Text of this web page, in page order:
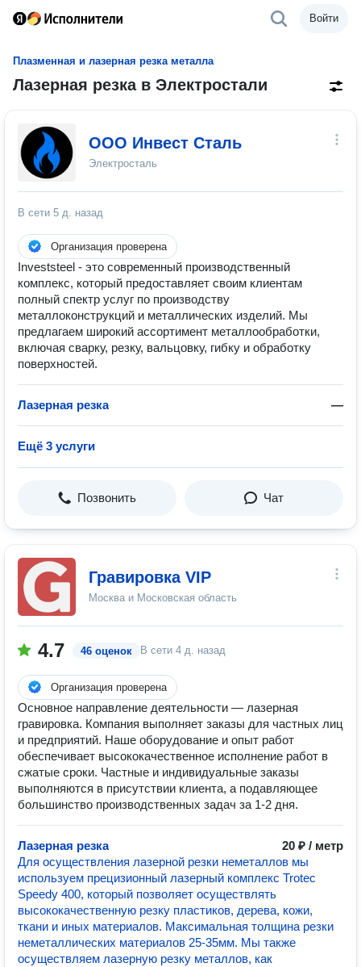
Войти
Плазменная и лазерная резка металла
Лазерная резка в Электростали
ООО Инвест Сталь
Электросталь
В сети 5 д. назад
Организация проверена
Investsteel - это современный производственный
комплекс, который предоставляет своим клиентам
полный спектр услуг по производству
металлоконструкций и металлических изделий. Мы
предлагаем широкий ассортимент металлообработки,
включая сварку, резку, вальцовку, гибку и обработку
поверхностей.
Лазерная резка —
Ещё 3 услуги
Позвонить Чат
Гравировка VIP
Москва и Московская область
4.7 46 оценок В сети 4 д. назад
Организация проверена
Основное направление деятельности — лазерная
гравировка. Компания выполняет заказы для частных лиц
и предприятий. Наше оборудование и опыт работ
обеспечивает высококачественное исполнение работ в
cжатые сроки. Частные и индивидуальные заказы
выполняются в присутствии клиента, а подавляющее
большинство производственных задач за 1-2 дня.
Лазерная резка
20 ₽ / метр
Для осуществления лазерной резки неметаллов мы
используем прецизионный лазерный комплекс Trotec
Speedy 400, который позволяет осуществлять
высококачественную резку пластиков, дерева, кожи,
ткани и иных материалов. Максимальная толщина резки
неметаллических материалов 25-35мм. Мы также
осуществляем лазерную резку металлов, как